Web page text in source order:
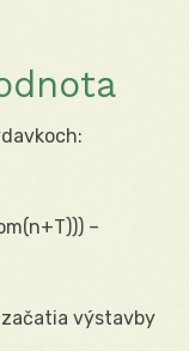
–
výstavby